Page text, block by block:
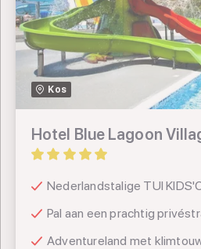
Kos
Hotel Blue Lagoon
Nederlandstalige TUI
Pal aan een prachtig
Adventureland met